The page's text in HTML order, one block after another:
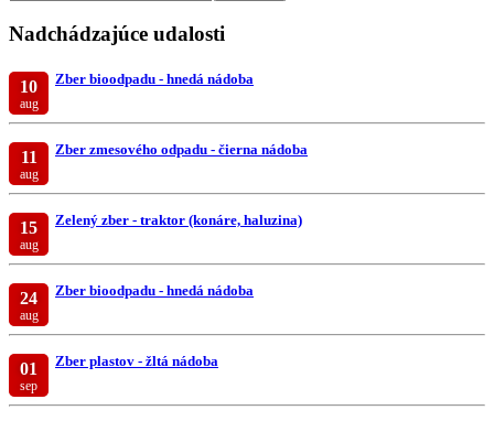
Nadchádzajúce udalosti
10
aug
Zber bioodpadu - hnedá nádoba
11
aug
Zber zmesového odpadu - čierna nádoba
15
aug
Zelený zber - traktor (konáre, haluzina)
24
aug
Zber bioodpadu - hnedá nádoba
01
sep
Zber plastov - žltá nádoba